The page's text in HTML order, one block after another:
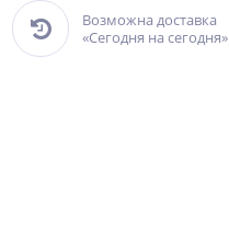
Возможна доставка
«Сегодня на сегодня»